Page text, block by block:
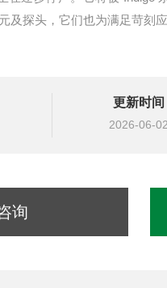
及探头，它们也为满足苛刻应
更新时间
2026-06-02
询